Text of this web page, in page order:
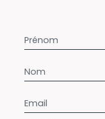
Prénom
Nom
Email